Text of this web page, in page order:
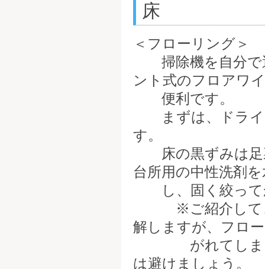
床
＜フローリング＞
掃除機を自分で
ント式のフロアワ
便利です。
まずは、ドライ
す。
床の黒ずみは足
台所用の中性洗剤
し、固く絞って
※ご紹介してき
解しますが、フロ
がれてしまう可
は避けましょう。